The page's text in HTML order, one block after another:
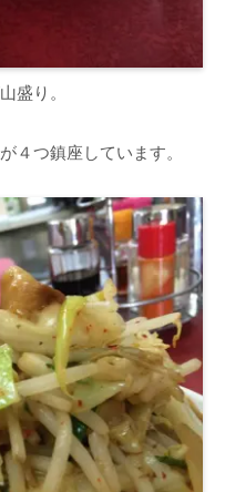
盛り。
４つ鎮座しています。